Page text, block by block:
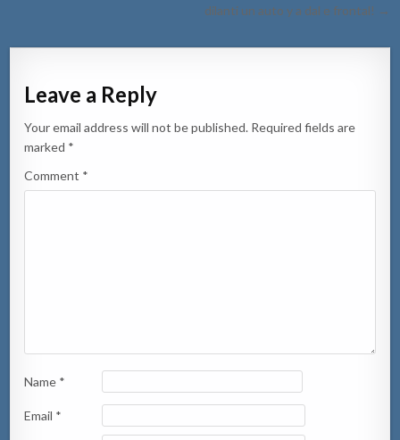
dilanti un auto y a dal e frontal! →
Leave a Reply
Your email address will not be published. Required fields are
marked *
Comment *
Name *
Email *